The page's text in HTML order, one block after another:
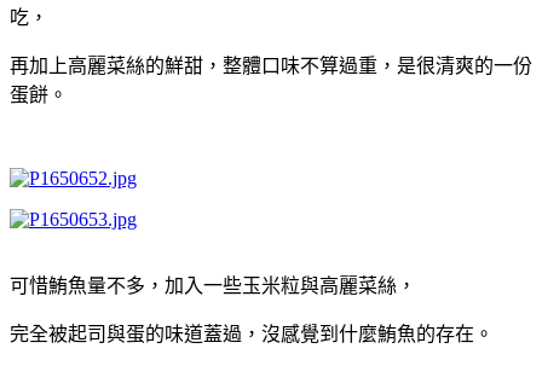
吃，
再加上高麗菜絲的鮮甜，整體口味不算過重，是很清爽的一份
蛋餅。
可惜鮪魚量不多，加入一些玉米粒與高麗菜絲，
完全被起司與蛋的味道蓋過，沒感覺到什麼鮪魚的存在。